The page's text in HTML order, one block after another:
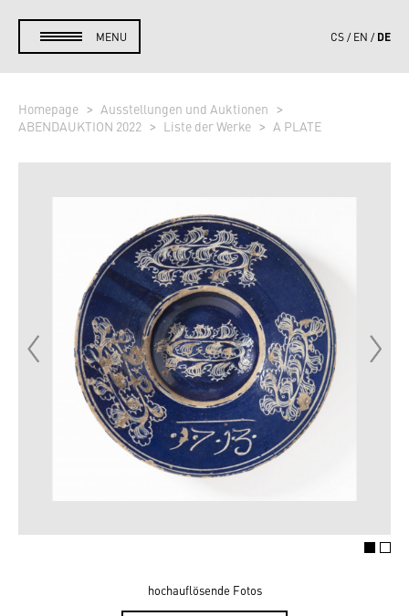
MENU CS EN DE
Homepage
Ausstellungen und Auktionen
ABENDAUKTION 2022
Liste der Werke A PLATE
hochauflösende Fotos